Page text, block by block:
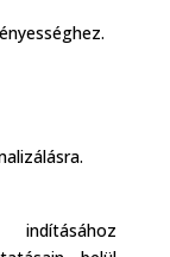
indításához